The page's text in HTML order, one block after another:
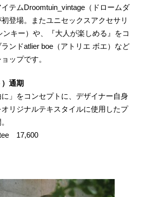
テムDroomtuin_vintage（ドロームダ
登場。またユニセックスアクセサリ
キー）や、『大人が楽しめる』をコ
ンドatlier boe（アトリエ ボエ）など
ップです。
）通期
に」をコンセプトに、デザイナー自身
リジナルテキスタイルに使用したプ
開。
tee 17,600